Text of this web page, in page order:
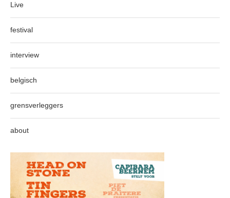
Live
festival
interview
belgisch
grensverleggers
about